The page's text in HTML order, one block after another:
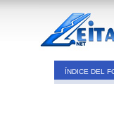
ÍNDICE DEL